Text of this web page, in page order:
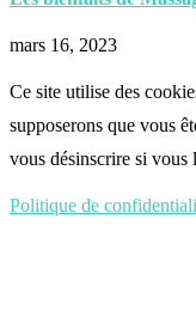
mars 16, 2023
Ce site utilise des
supposerons que vous
vous désinscrire si vous
Politique de